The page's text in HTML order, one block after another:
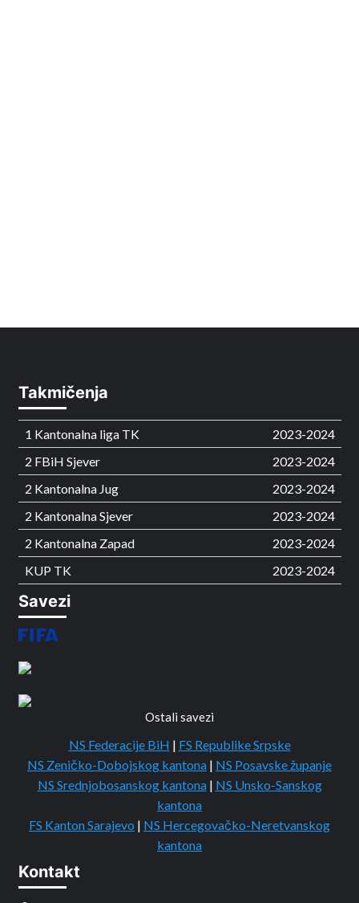
Takmičenja
1 Kantonalna liga TK
2023-2024
2 FBiH Sjever
2023-2024
2 Kantonalna Jug
2023-2024
2 Kantonalna Sjever
2023-2024
2 Kantonalna Zapad
2023-2024
KUP TK
2023-2024
Savezi
Ostali savezi
NS Federacije BiH | FS Republike Srpske
NS Zeničko-Dobojskog kantona | NS Posavske županje
NS Srednjobosanskog kantona | NS Unsko-Sanskog
kantona
FS Kanton Sarajevo | NS Hercegovačko-Neretvanskog
kantona
Kontakt